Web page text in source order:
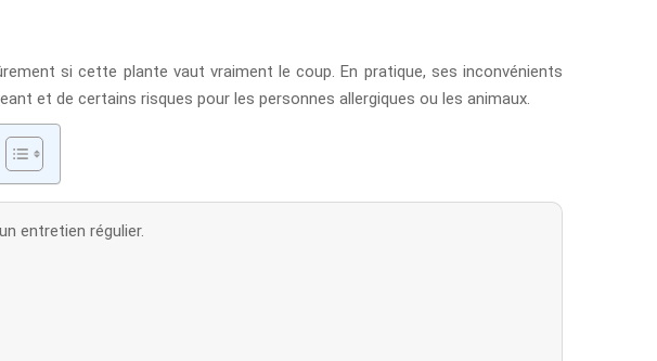
si cette plante vaut vraiment le coup. En pratique, ses inconvénients
et de certains risques pour les personnes allergiques ou les animaux.
entretien régulier.